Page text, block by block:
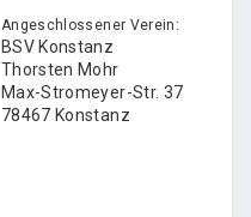
Angeschlossener Verein:
BSV Konstanz
Thorsten Mohr
Max-Stromeyer-Str. 37
78467 Konstanz